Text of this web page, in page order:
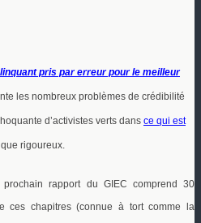
pris par erreur pour le meilleur
les nombreux problèmes de crédibilité
d’activistes verts dans ce qui est
rigoureux.
rapport du GIEC comprend 30
ces chapitres (connue à tort comme la